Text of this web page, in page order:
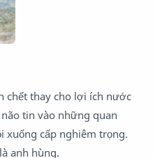
chết thay cho lợi ích nước
tin vào những quan
xuống cấp nghiêm trọng.
anh hùng.